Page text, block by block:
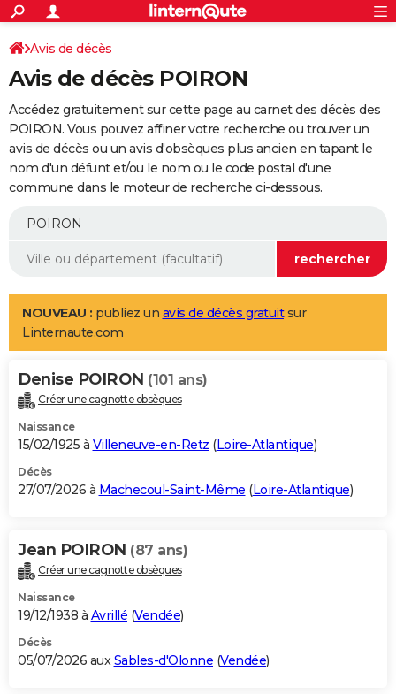
ACTUALITÉS
Politique
Société
Faits Divers
Education
Monde
Villes
+
SPORT
Coupe du monde 2026
Football
Tennis
Cyclisme
Rugby
Forum
Programme TV
TNT
Streaming
Cinéma
Sorties cinéma
Musique
+
FINANCE
Retraite
Epargne
Immobilier
Risques naturels par ville
Banque
Assurance
AUTO
Essais
Réserver un essai
Citadines
Berlines
SUV
Forum auto
+
Mobiles
Meilleur smartphone
Internet
Ordinateurs
Jeux vidéo
Guide high-tech
Aménagement intérieur
LIFESTYLE
Art de vivre
Bien-être
Loisirs
Mode
Modes de vie
Alimentation
Guide de la santé
Maladies
Médicaments
Sommeil
VOYAGE
Destinations
City break
Voyage nature
Voyage de noces
Forum
Climat
+PHOTO
GUIDES D'ACHAT
BONS PLANS
Carte de Noël
Carte Bonne année
Carte Saint-Valentin
Carte Pâques
Carte d'anniversaire
DICTIONNAIRE
Dictionnaire
Biographies
Citations
Expressions
Proverbes
PROGRAMME TV
S'inscrire
Se connecter
Lycées
Collèges
Primaires
Universités
Entreprises
Service militaire
Avis de recherche
AVIS DE DÉCÈS
Avis de décès
Avis de décès POIRON
Accédez gratuitement sur cette page au carnet des décès des
POIRON. Vous pouvez affiner votre recherche ou trouver un
avis de décès ou un avis d'obsèques plus ancien en tapant le
nom d'un défunt et/ou le nom ou le code postal d'une
commune dans le moteur de recherche ci-dessous.
NOUVEAU : publiez un avis de décès gratuitsur
Linternaute.com
Denise POIRON (101 ans)
Créer une cagnotte obsèques
Naissance
15/02/1925 à Villeneuve-en-Retz (Loire-Atlantique)
Décès
27/07/2026 à Machecoul-Saint-Même (Loire-Atlantique)
Jean POIRON (87 ans)
Créer une cagnotte obsèques
Naissance
19/12/1938 à Avrillé (Vendée)
Décès
05/07/2026 auxSables-d'Olonne (Vendée)